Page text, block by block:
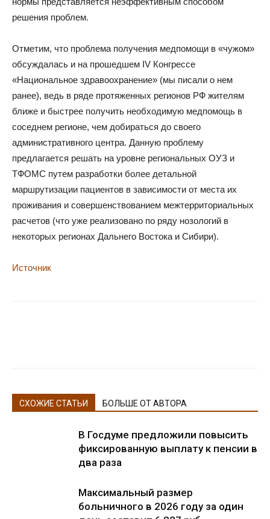
решения проблем.
Отметим, что проблема получения медпомощи в «чужом»
обсуждалась и на прошедшем IV Конгрессе
«Национальное здравоохранение» (мы писали о нем
ранее), ведь в ряде протяженных регионов РФ жителям
ближе и быстрее получить необходимую медпомощь в
соседнем регионе, чем добираться до своего
административного центра. Данную проблему
предлагается решать на уровне региональных ОУЗ и
ТФОМС путем разработки более детальной
маршрутизации пациентов в зависимости от места их
проживания и совершенствованием межтерриториальных
расчетов (что уже реализовано по ряду нозологий в
некоторых регионах Дальнего Востока и Сибири).
Источник
СХОЖИЕ СТАТЬИ БОЛЬШЕ ОТ АВТОРА
В Госдуме предложили повысить
фиксированную выплату к пенсии в
два раза
Максимальный размер
больничного в 2026 году за один